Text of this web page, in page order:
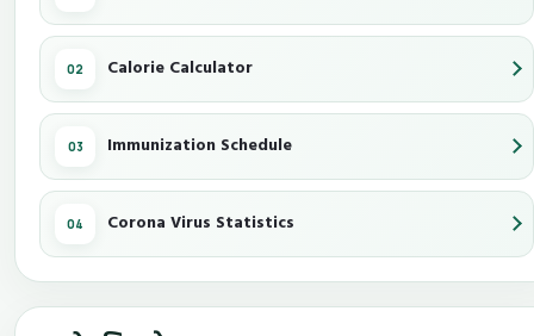
Calorie Calculator
Immunization Schedule
Corona Virus Statistics